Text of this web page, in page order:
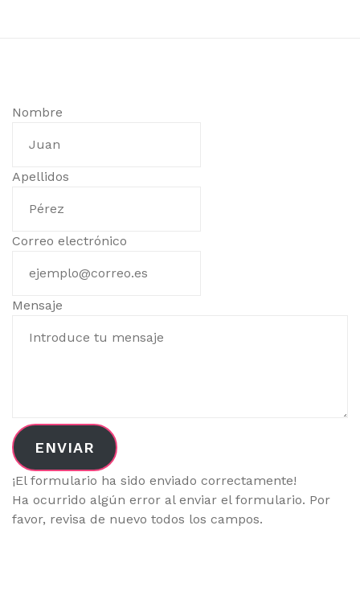
Nombre
Apellidos
Correo electrónico
Mensaje
ENVIAR
¡El formulario ha sido enviado correctamente!
Ha ocurrido algún error al enviar el formulario. Por
favor, revisa de nuevo todos los campos.